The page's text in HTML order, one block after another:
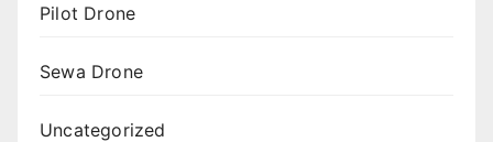
Pilot Drone
Sewa Drone
Uncategorized